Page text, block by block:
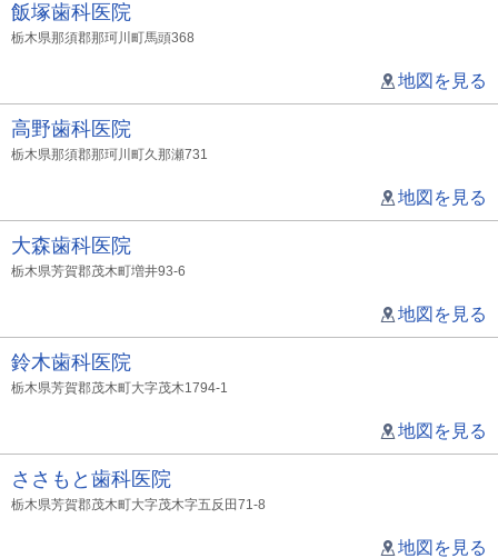
飯塚歯科医院
栃木県那須郡那珂川町馬頭368
地図を見る
高野歯科医院
栃木県那須郡那珂川町久那瀬731
地図を見る
大森歯科医院
栃木県芳賀郡茂木町増井93-6
地図を見る
鈴木歯科医院
栃木県芳賀郡茂木町大字茂木1794-1
地図を見る
ささもと歯科医院
栃木県芳賀郡茂木町大字茂木字五反田71-8
地図を見る